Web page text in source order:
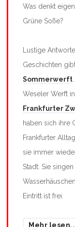
Was denkt
Grüne Soße?
Lustige
Geschichten
Sommerwerft
Weseler Werft
Frankfurter
haben sich ihre
Frankfurter
sie immer
Stadt. Sie
Eintritt ist frei.
Mehr